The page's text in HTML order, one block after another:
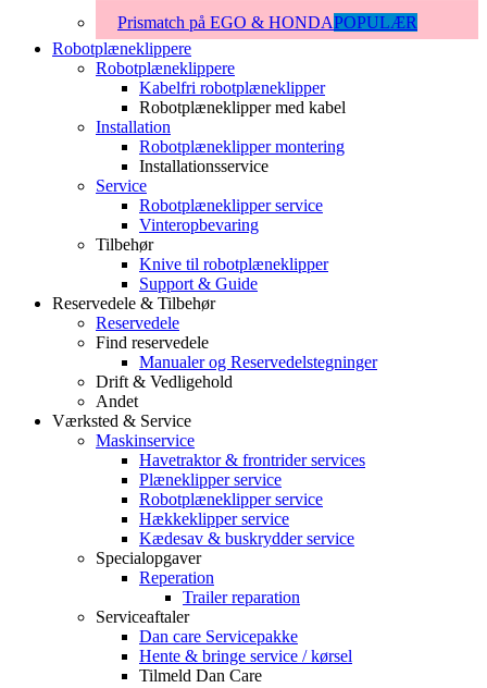
Prismatch på EGO & HONDAPOPULÆR
Robotplæneklippere
Robotplæneklippere
Kabelfri robotplæneklipper
Robotplæneklipper med kabel
Installation
Robotplæneklipper montering
Installationsservice
Service
Robotplæneklipper service
Vinteropbevaring
Tilbehør
Knive til robotplæneklipper
Support & Guide
Reservedele & Tilbehør
Reservedele
Find reservedele
Manualer og Reservedelstegninger
Drift & Vedligehold
Andet
Værksted & Service
Maskinservice
Havetraktor & frontrider services
Plæneklipper service
Robotplæneklipper service
Hækkeklipper service
Kædesav & buskrydder service
Specialopgaver
Reperation
Trailer reparation
Serviceaftaler
Dan care Servicepakke
Hente & bringe service / kørsel
Tilmeld Dan Care